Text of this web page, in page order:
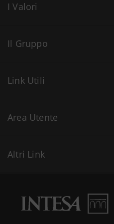
I Valori
Il Gruppo
Link Utili
Area Utente
Altri Link